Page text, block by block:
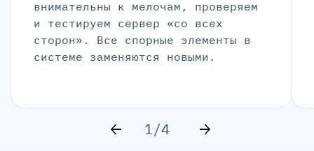
внимательны к мелочам, проверяем
и тестируем сервер «со всех
сторон». Все спорные элементы в
системе заменяются новыми.
1/4